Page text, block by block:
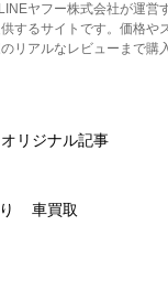
ヤフー株式会社が運営
するサイトです。価格や
リアルなレビューまで購
オリジナル記事
車買取